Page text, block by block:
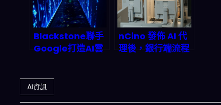
Blackstone聯手
Google打造AI雲
2027年最瘋狂的
商業賭注？
nCino 發佈 AI 代
理後，銀行端流程
AI資訊